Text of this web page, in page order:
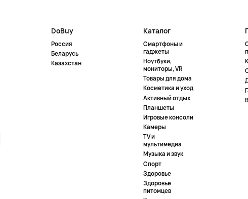
DoBuy
Россия
Беларусь
Казахстан
Каталог
Смартфоны и
гаджеты
Ноутбуки,
мониторы, VR
Товары для дома
Косметика и уход
Активный отдых
Планшеты
Игровые консоли
Камеры
TV и
мультимедиа
Музыка и звук
Спорт
Здоровье
Здоровье
питомцев